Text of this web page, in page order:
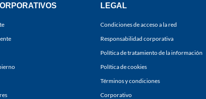
LEGAL
Condiciones de acceso a la red
Responsabilidad corporativa
Política de tratamiento de la información
Política de cookies
Términos y condiciones
Corporativo